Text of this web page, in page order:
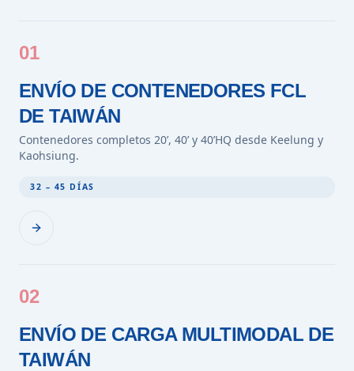
01
ENVÍO DE CONTENEDORES FCL
DE TAIWÁN
Contenedores completos 20’, 40’ y 40’HQ desde Keelung y
Kaohsiung.
32 – 45 DÍAS
02
ENVÍO DE CARGA MULTIMODAL DE
TAIWÁN